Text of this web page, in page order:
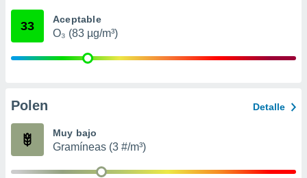
e
publicidad
33 Aceptable
O₃ (83 µg/m³)
Polen Detalle
Muy bajo
Gramíneas (3 #/m³)